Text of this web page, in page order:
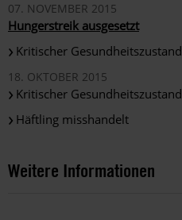
07. NOVEMBER 2015
Hungerstreik ausgesetzt
Kritischer Gesundheitszustand
18. OKTOBER 2015
Kritischer Gesundheitszustand
Häftling misshandelt
Weitere Informationen